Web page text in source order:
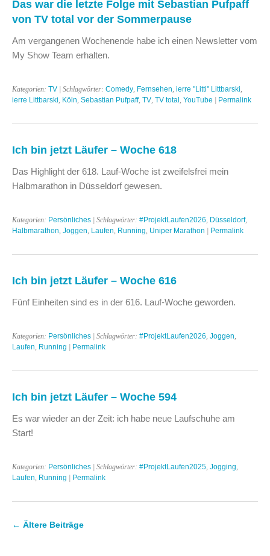
Das war die letzte Folge mit Sebastian Pufpaff
von TV total vor der Sommerpause
Am vergangenen Wochenende habe ich einen Newsletter vom
My Show Team erhalten.
Kategorien: TV | Schlagwörter: Comedy Fernsehen ierre "Litti" Littbarski
ierre Littbarski Köln Sebastian Pufpaff, TV TV total YouTube | Permalink
Ich bin jetzt Läufer – Woche 618
Das Highlight der 618. Lauf-Woche ist zweifelsfrei mein
Halbmarathon in Düsseldorf gewesen.
Kategorien: Persönliches | Schlagwörter: #ProjektLaufen2026 Düsseldorf,
Halbmarathon Joggen Laufen Running Uniper Marathon | Permalink
Ich bin jetzt Läufer – Woche 616
Fünf Einheiten sind es in der 616. Lauf-Woche geworden.
Kategorien: Persönliches | Schlagwörter: #ProjektLaufen2026 Joggen
Laufen Running | Permalink
Ich bin jetzt Läufer – Woche 594
Es war wieder an der Zeit: ich habe neue Laufschuhe am
Start!
Kategorien: Persönliches | Schlagwörter: #ProjektLaufen2025 Jogging
Laufen Running | Permalink
← Ältere Beiträge